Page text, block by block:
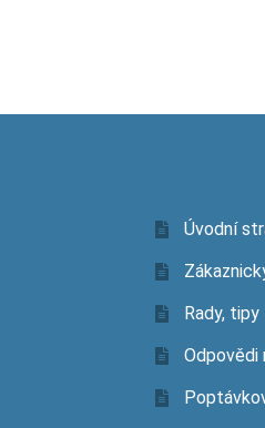
Úvodní
Rady, tipy
Odpovědi